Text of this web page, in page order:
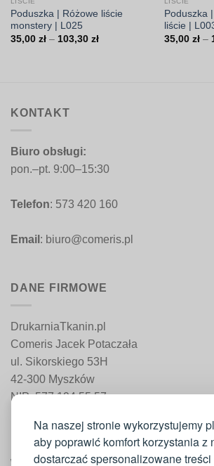
Na naszej stronie wykorzystujemy
aby poprawić komfort korzystania z
dostarczać spersonalizowane treści
Poduszka | Różowe liście
monstery | L025
35,00 zł – 103,30 złZakres
Poduszka
liście |
35,00 zł –
KONTAKT
Biuro obsługi:
pon.–pt. 9:00–15:30
Telefon: 573 420 160
Email : biuro@comeris.pl
DANE FIRMOWE
DrukarniaTkanin.pl
Comeris Jacek Potaczała
ul. Sikorskiego 53H
42-300 Myszków
NIP: 577 194 55 57
WAŻNE INFORMACJE